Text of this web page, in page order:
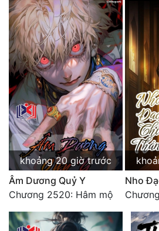
khoảng 20 giờ trước
Âm Dương Quỷ Y
Chương 2520: Hâm mộ
Nho